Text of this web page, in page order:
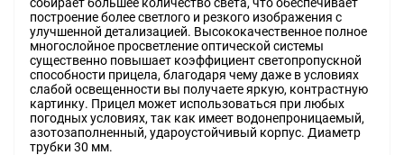
построение более светлого и резкого изображения с
улучшенной детализацией. Высококачественное полное
многослойное просветление оптической системы
существенно повышает коэффициент светопропускной
способности прицела, благодаря чему даже в условиях
слабой освещенности вы получаете яркую, контрастную
картинку. Прицел может использоваться при любых
погодных условиях, так как имеет водонепроницаемый,
азотозаполненный, удароустойчивый корпус. Диаметр
трубки 30 мм.